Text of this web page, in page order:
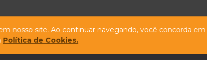
nosso site. Ao continuar navegando, você concorda
Política de Cookies.